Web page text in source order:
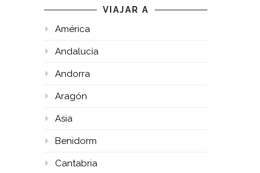
VIAJAR A
América
Andalucía
Andorra
Aragón
Asia
Benidorm
Cantabria